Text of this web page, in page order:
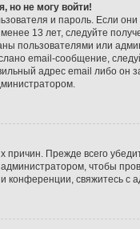
но не могу войти!
и пароль. Если
13 лет, следуйте
пользователями или
email-сообщение,
адрес email либо он
причин. Прежде всего
чтобы
конференции, свяжитесь с